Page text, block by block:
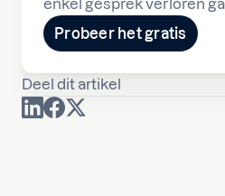
enkel gesprek verloren
Probeer het gratis
Deel dit artikel